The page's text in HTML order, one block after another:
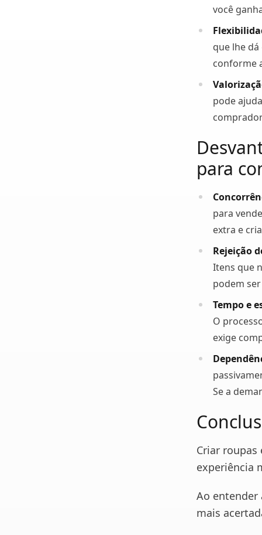
você
que lhe
conforme
pode
para
para
extra e
Rejeição
Itens que
podem
Tempo e
O
exige
Se a
Criar roupas
experiência
Ao entender
mais